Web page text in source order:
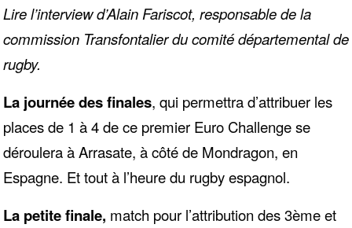
Lire l’interview d’Alain Fariscot, responsable de la
commission Transfontalier du comité départemental de
rugby.
La journée des finales, qui permettra d’attribuer les
places de 1 à 4 de ce premier Euro Challenge se
déroulera à Arrasate, à côté de Mondragon, en
Espagne. Et tout à l’heure du rugby espagnol.
La petite finale, match pour l’attribution des 3ème et